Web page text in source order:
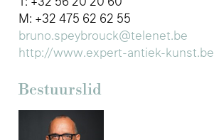
M: +32 475 62 62 55
bruno.speybrouck@telenet.be
http://www.expert-antiek-kunst.be
Bestuurslid